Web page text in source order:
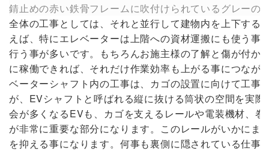
錆止めの赤い鉄骨フレームに吹付けられているグレーの
全体の工事としては、それと並行して建物内を上下す
えば、特にエレベーターは上階への資材運搬にも使う
行う事が多いです。もちろんお施主様の了解と傷が付
に稼働できれば、それだけ作業効率も上がる事につな
ベーターシャフト内の工事は、カゴの設置に向けて工
が、EVシャフトと呼ばれる縦に抜ける筒状の空間を実
会が多くなるEVも、カゴを支えるレールや電装機材、
が非常に重要な部分になります。このレールがいかに
を抑える事になります。何事も裏側に隠されている仕